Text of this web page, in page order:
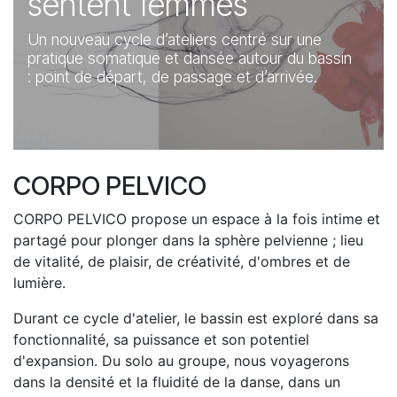
Un nouveau cycle d’ateliers centré sur une
pratique somatique et dansée autour du bassin
: point de départ, de passage et d’arrivée.
CORPO PELVICO
CORPO PELVICO propose un espace à la fois intime et
partagé pour plonger dans la sphère pelvienne ; lieu
de vitalité, de plaisir, de créativité, d'ombres et de
lumière.
Durant ce cycle d'atelier, le bassin est exploré dans sa
fonctionnalité, sa puissance et son potentiel
d'expansion. Du solo au groupe, nous voyagerons
dans la densité et la fluidité de la danse, dans un